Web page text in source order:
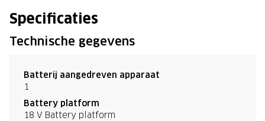
Specificaties
Technische gegevens
Batterij aangedreven apparaat
1
Battery platform
18 V Battery platform